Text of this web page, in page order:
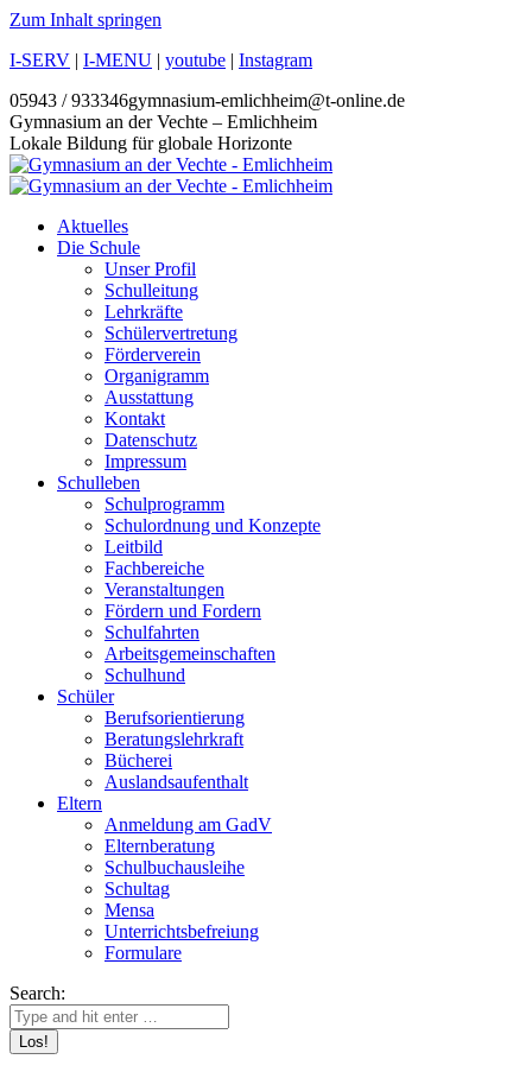
Zum Inhalt springen
I-SERV | I-MENU | youtube | Instagram
05943 / 933346gymnasium-emlichheim@t-online.de
Gymnasium an der Vechte – Emlichheim
Lokale Bildung für globale Horizonte
Aktuelles
Die Schule
Unser Profil
Schulleitung
Lehrkräfte
Schülervertretung
Förderverein
Organigramm
Ausstattung
Kontakt
Datenschutz
Impressum
Schulleben
Schulprogramm
Schulordnung und Konzepte
Leitbild
Fachbereiche
Veranstaltungen
Fördern und Fordern
Schulfahrten
Arbeitsgemeinschaften
Schulhund
Schüler
Berufsorientierung
Beratungslehrkraft
Bücherei
Auslandsaufenthalt
Eltern
Anmeldung am GadV
Elternberatung
Schulbuchausleihe
Schultag
Mensa
Unterrichtsbefreiung
Formulare
Search: